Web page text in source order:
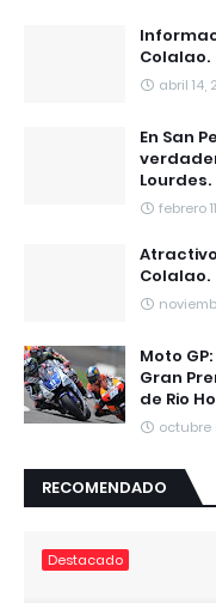
Colalao.
abril 14,
En San
Lourdes.
febrero
Colalao.
Moto
Gran
de Rio
octubre
RECOMENDADO
Destacado